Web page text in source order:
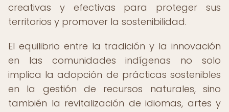
creativas y efectivas para proteger sus
territorios y promover la sostenibilidad.
El equilibrio entre la tradición y la innovación
en las comunidades indígenas no solo
implica la adopción de prácticas sostenibles
en la gestión de recursos naturales, sino
también la revitalización de idiomas, artes y